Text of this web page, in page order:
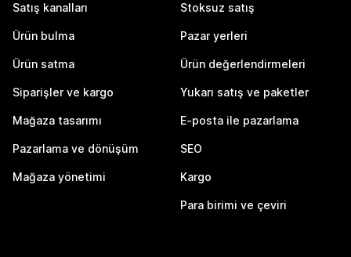
Satış kanalları
Ürün bulma
Ürün satma
Siparişler ve kargo
Mağaza tasarımı
Pazarlama ve dönüşüm
Mağaza yönetimi
Stoksuz satış
Pazar yerleri
Ürün değerlendirmeleri
Yukarı satış ve paketler
E-posta ile pazarlama
SEO
Kargo
Para birimi ve çeviri